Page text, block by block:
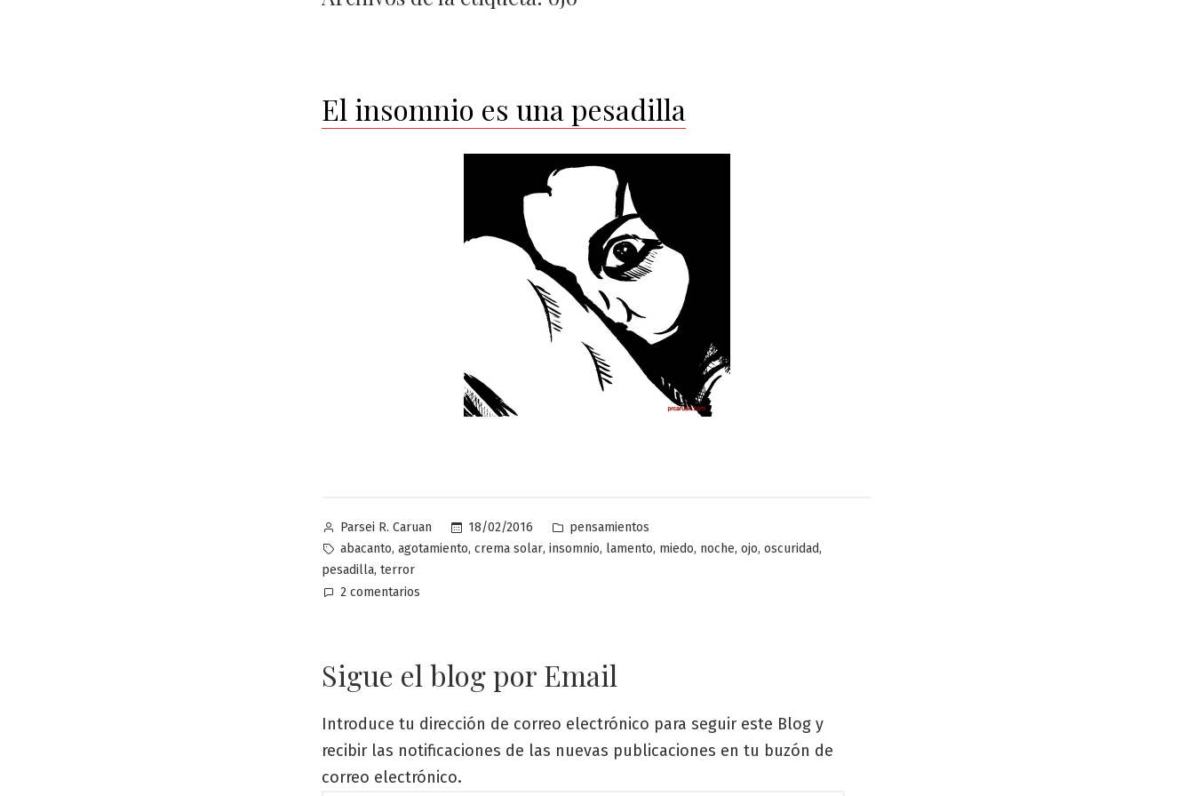
El insomnio es una pesadilla
Publicado
por
Parsei R. Caruan 18/02/2016
Publicado
en
pensamientos
Etiquetas:
abacanto, agotamiento, crema solar, insomnio, lamento, miedo, noche, ojo, oscuridad,
pesadilla, terror
2 comentarios
una
pesadilla
Sigue el blog por Email
Introduce tu dirección de correo electrónico para seguir este Blog y
recibir las notificaciones de las nuevas publicaciones en tu buzón de
correo electrónico.